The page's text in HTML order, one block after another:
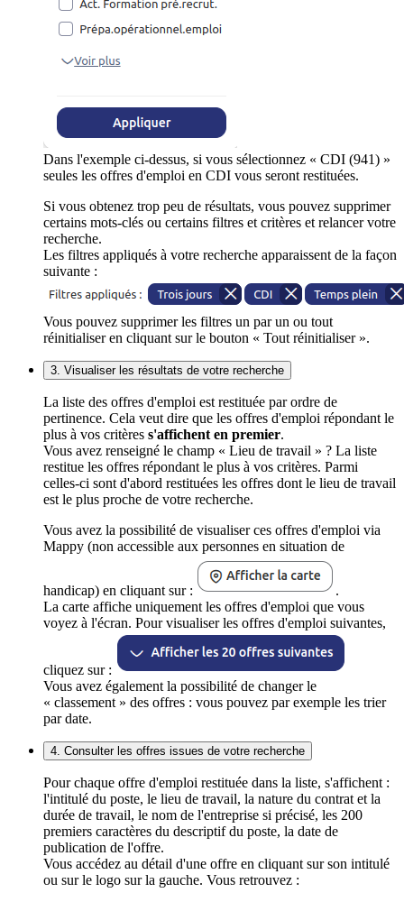
Dans l'exemple ci-dessus, si vous sélectionnez « CDI (941) »
seules les offres d'emploi en CDI vous seront restituées.
Si vous obtenez trop peu de résultats, vous pouvez supprimer
certains mots-clés ou certains filtres et critères et relancer votre
recherche.
Les filtres appliqués à votre recherche apparaissent de la façon
suivante :
Vous pouvez supprimer les filtres un par un ou tout
réinitialiser en cliquant sur le bouton « Tout réinitialiser ».
3. Visualiser les résultats de votre recherche
La liste des offres d'emploi est restituée par ordre de
pertinence. Cela veut dire que les offres d'emploi répondant le
plus à vos critères s'affichent en premier.
Vous avez renseigné le champ « Lieu de travail » ? La liste
restitue les offres répondant le plus à vos critères. Parmi
celles-ci sont d'abord restituées les offres dont le lieu de travail
est le plus proche de votre recherche.
Vous avez la possibilité de visualiser ces offres d'emploi via
Mappy (non accessible aux personnes en situation de
handicap) en cliquant sur :
.
La carte affiche uniquement les offres d'emploi que vous
voyez à l'écran. Pour visualiser les offres d'emploi suivantes,
cliquez sur :
Vous avez également la possibilité de changer le
« classement » des offres : vous pouvez par exemple les trier
par date.
4. Consulter les offres issues de votre recherche
Pour chaque offre d'emploi restituée dans la liste, s'affichent :
l'intitulé du poste, le lieu de travail, la nature du contrat et la
durée de travail, le nom de l'entreprise si précisé, les 200
premiers caractères du descriptif du poste, la date de
publication de l'offre.
Vous accédez au détail d'une offre en cliquant sur son intitulé
ou sur le logo sur la gauche. Vous retrouvez :